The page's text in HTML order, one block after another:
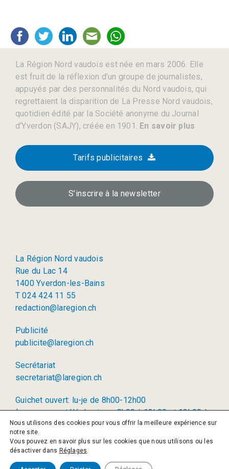
La Région Nord vaudois est née en mars 2006. Elle
est fruit de la réflexion d’un groupe de journalistes,
appuyés par des personnalités du Nord vaudois, qui
regrettaient la disparition de La Presse Nord vaudois,
quotidien édité par la Société anonyme du Journal
d’Yverdon (SAJY), créée en 1901. En savoir plus
Tarifs publicitaires
S’inscrire à la newsletter
La Région Nord vaudois
Rue du Lac 14
1400 Yverdon-les-Bains
T 024 424 11 55
redaction@laregion.ch
Publicité
publicite@laregion.ch
Secrétariat
secretariat@laregion.ch
Guichet ouvert: lu-je de 8h00-12h00
(permanence téléphonique: 8h00 à 12h00 et 13h00 à
17h00)
© 2026 La Région SA
Politique de confidentialité
Nous utilisons des cookies pour vous offrir la meilleure expérience sur
notre site.
Vous pouvez en savoir plus sur les cookies que nous utilisons ou les
désactiver dans Réglages.